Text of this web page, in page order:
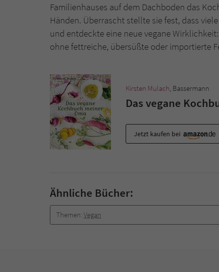
Familienhauses auf dem Dachboden das
Händen. Überrascht stellte sie fest, dass
und entdeckte eine neue vegane
ohne fettreiche, übersüßte oder importierte
Kirsten Mulach, Bassermann
Das vegane
Jetzt kaufen bei
Ähnliche Bücher:
Themen: Vegan